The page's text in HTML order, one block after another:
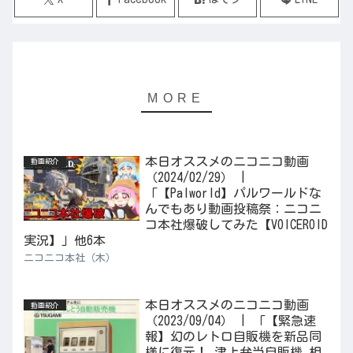
動画紹介
本日オススメのニコニコ動画
（2024/02/29） |
「【Palworld】パルワールドな
んでもあり動画投稿祭：ニコニ
コ本社爆破してみた【VOICEROID
実況】」他6本
ニコニコ本社（木）
動画紹介
本日オススメのニコニコ動画
（2023/09/04） | 「【緊急速
報】幻のレトロ自販機を新品同